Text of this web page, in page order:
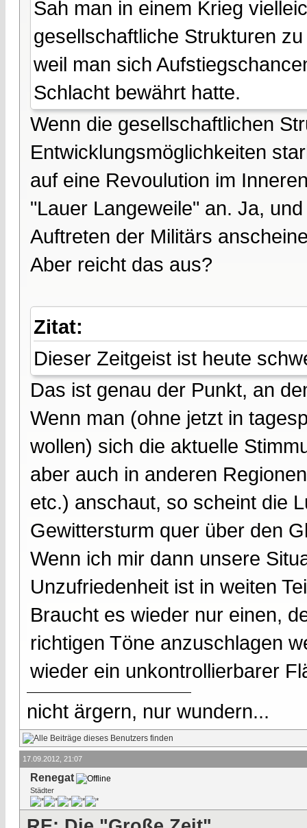
Sah man in einem Krieg
gesellschaftliche Strukturen
weil man sich
Schlacht bewährt hatte.
Wenn die gesellschaftlichen
Entwicklungsmöglichkeiten
auf eine Revoulution im
"Lauer Langeweile" an. Ja,
Auftreten der Militärs
Aber reicht das aus?
Zitat:
Dieser Zeitgeist ist heute
Das ist genau der Punkt, an
Wenn man (ohne jetzt in
wollen) sich die aktuelle
aber auch in anderen
etc.) anschaut, so scheint die
Gewittersturm quer über den
Wenn ich mir dann unsere
Unzufriedenheit ist in weiten
Braucht es wieder nur einen,
richtigen Töne anzuschlagen
wieder ein unkontrollierbarer
nicht ärgern, nur wundern...
17.09.2012, 21:07
Renegat
Städter